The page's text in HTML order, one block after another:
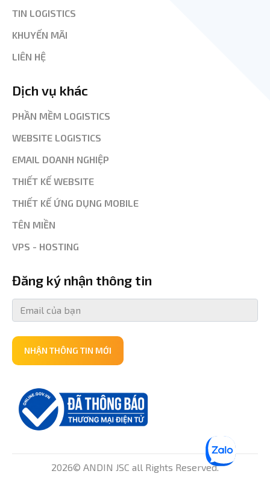
TIN LOGISTICS
KHUYẾN MÃI
LIÊN HỆ
Dịch vụ khác
PHẦN MỀM LOGISTICS
WEBSITE LOGISTICS
EMAIL DOANH NGHIỆP
THIẾT KẾ WEBSITE
THIẾT KẾ ỨNG DỤNG MOBILE
TÊN MIỀN
VPS - HOSTING
Đăng ký nhận thông tin
NHẬN THÔNG TIN MỚI
2026© ANDIN JSC all Rights Reserved.